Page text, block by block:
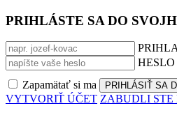
PRIHLÁSTE SA DO
HESLO
Zapamätať si ma
VYTVORIŤ ÚČET ZABUDLI STE